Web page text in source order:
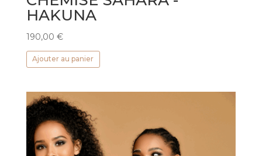
HAKUNA
190,00 €
Ajouter au panier